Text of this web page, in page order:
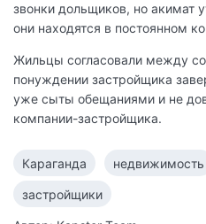
звонки дольщиков, но акимат
они находятся в постоянном
Жильцы согласовали между
понуждении застройщика
уже сыты обещаниями и не
компании-застройщика.
Караганда недвижимость
застройщики